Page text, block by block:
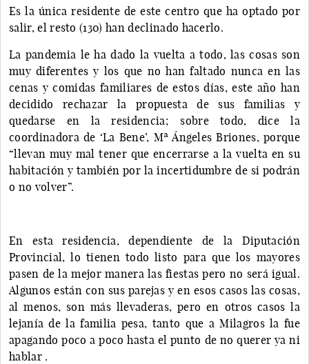
Es la única residente de este centro que ha optado por
salir, el resto (130) han declinado hacerlo.
La pandemia le ha dado la vuelta a todo, las cosas son
muy diferentes y los que no han faltado nunca en las
cenas y comidas familiares de estos días, este año han
decidido rechazar la propuesta de sus familias y
quedarse en la residencia; sobre todo, dice la
coordinadora de ‘La Bene’, Mª Ángeles Briones, porque
“llevan muy mal tener que encerrarse a la vuelta en su
habitación y también por la incertidumbre de si podrán
o no volver”.
En esta residencia, dependiente de la Diputación
Provincial, lo tienen todo listo para que los mayores
pasen de la mejor manera las fiestas pero no será igual.
Algunos están con sus parejas y en esos casos las cosas,
al menos, son más llevaderas, pero en otros casos la
lejanía de la familia pesa, tanto que a Milagros la fue
apagando poco a poco hasta el punto de no querer ya ni
hablar .